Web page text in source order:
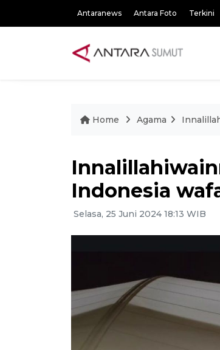
Antaranews Antara Foto Terkini
Home Agama
Indonesia
Selasa, 25 Juni 2024 18:13 WIB